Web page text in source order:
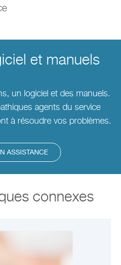
et manuels
un logiciel et des manuels.
agents du service
à résoudre vos problèmes.
ASSISTANCE
connexes